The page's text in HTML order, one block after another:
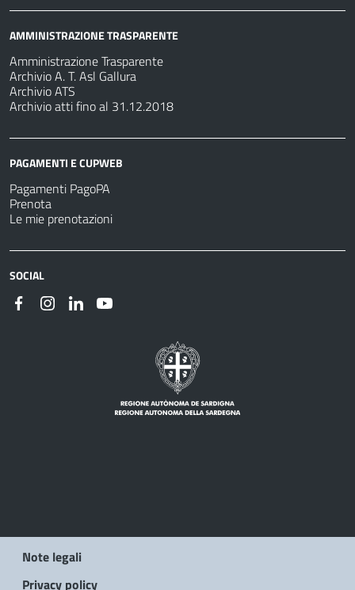
AMMINISTRAZIONE TRASPARENTE
Amministrazione Trasparente
Archivio A. T. Asl Gallura
Archivio ATS
Archivio atti fino al 31.12.2018
PAGAMENTI E CUPWEB
Pagamenti PagoPA
Prenota
Le mie prenotazioni
SOCIAL
Note legali
Privacy policy